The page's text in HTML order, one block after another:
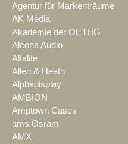
Agentur für Markenträume
AK Media
Akademie der OETHG
Alcons Audio
Alfalite
Allen & Heath
Alphadisplay
AMBION
Amptown Cases
ams Osram
AMX